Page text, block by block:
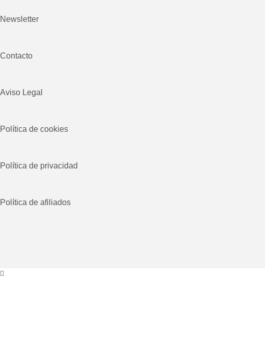
Newsletter
Contacto
Aviso Legal
Política de cookies
Política de privacidad
Política de afiliados